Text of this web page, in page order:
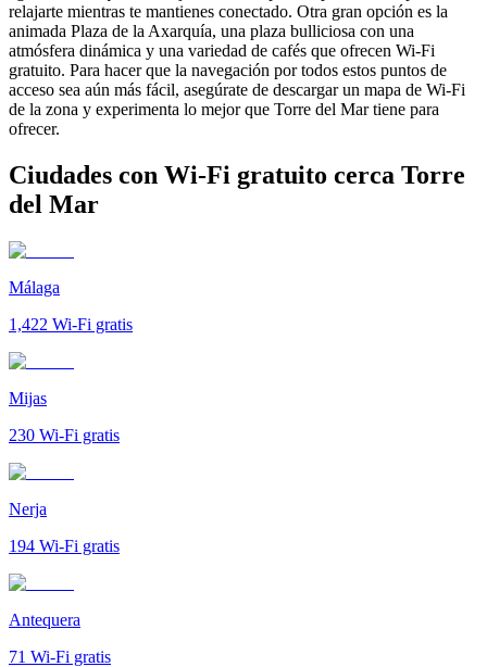
relajarte mientras te mantienes conectado. Otra gran opción es la
animada Plaza de la Axarquía, una plaza bulliciosa con una
atmósfera dinámica y una variedad de cafés que ofrecen Wi-Fi
gratuito. Para hacer que la navegación por todos estos puntos de
acceso sea aún más fácil, asegúrate de descargar un mapa de Wi-Fi
de la zona y experimenta lo mejor que Torre del Mar tiene para
ofrecer.
Ciudades con Wi-Fi gratuito cerca Torre
del Mar
Málaga
1,422 Wi-Fi gratis
Mijas
230 Wi-Fi gratis
Nerja
194 Wi-Fi gratis
Antequera
71 Wi-Fi gratis